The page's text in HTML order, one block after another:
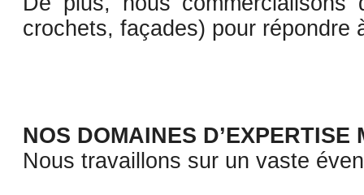
crochets, façades) pour répondre
NOS DOMAINES D’EXPERTISE
Nous travaillons sur un vaste